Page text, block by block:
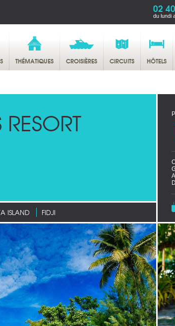
02
du lundi
THÉMATIQUES CROISIÈRES CIRCUITS HÔTELS
ISLAND FIDJI